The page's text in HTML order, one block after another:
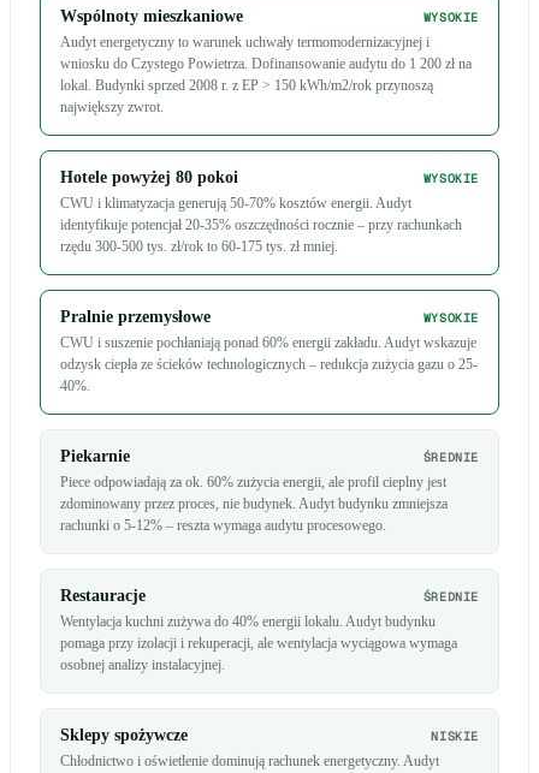
Wspólnoty mieszkaniowe WYSOKIE
Audyt energetyczny to warunek uchwały termomodernizacyjnej i
wniosku do Czystego Powietrza. Dofinansowanie audytu do 1 200 zł na
lokal. Budynki sprzed 2008 r. z EP > 150 kWh/m2/rok przynoszą
największy zwrot.
Hotele powyżej 80 pokoi WYSOKIE
CWU i klimatyzacja generują 50-70% kosztów energii. Audyt
identyfikuje potencjał 20-35% oszczędności rocznie – przy rachunkach
rzędu 300-500 tys. zł/rok to 60-175 tys. zł mniej.
Pralnie przemysłowe WYSOKIE
CWU i suszenie pochłaniają ponad 60% energii zakładu. Audyt wskazuje
odzysk ciepła ze ścieków technologicznych – redukcja zużycia gazu o 25-
40%.
Piekarnie ŚREDNIE
Piece odpowiadają za ok. 60% zużycia energii, ale profil cieplny jest
zdominowany przez proces, nie budynek. Audyt budynku zmniejsza
rachunki o 5-12% – reszta wymaga audytu procesowego.
Restauracje ŚREDNIE
Wentylacja kuchni zużywa do 40% energii lokalu. Audyt budynku
pomaga przy izolacji i rekuperacji, ale wentylacja wyciągowa wymaga
osobnej analizy instalacyjnej.
Sklepy spożywcze NISKIE
Chłodnictwo i oświetlenie dominują rachunek energetyczny. Audyt